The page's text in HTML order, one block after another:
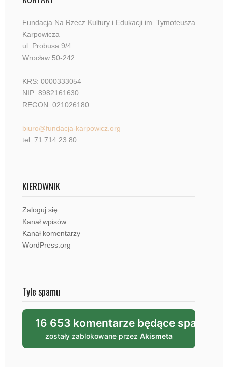
Fundacja Na Rzecz Kultury i Edukacji im. Tymoteusza
Karpowicza
ul. Probusa 9/4
Wrocław 50-242
KRS: 0000333054
NIP: 8982161630
REGON: 021026180
biuro@fundacja-karpowicz.org
tel. 71 714 23 80
KIEROWNIK
Zaloguj się
Kanał wpisów
Kanał komentarzy
WordPress.org
Tyle spamu
16 653 komentarze będące spamem
zostały zablokowane przez Akismeta